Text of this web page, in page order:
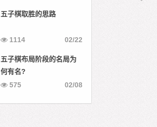
五子棋取胜的思路
02/22
1114
五子棋布局阶段的名局为
何有名?
02/08
575